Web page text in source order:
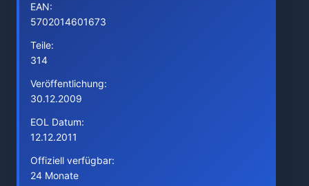
EAN:
5702014601673
Teile:
314
Veröffentlichung:
30.12.2009
EOL Datum:
12.12.2011
Offiziell verfügbar:
24 Monate